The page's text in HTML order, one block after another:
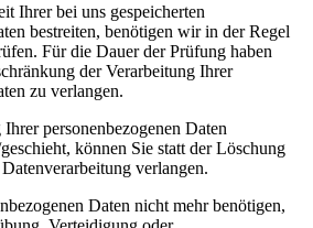
Ihrer bei uns gespeicherten
bestreiten, benötigen wir in der Regel
Für die Dauer der Prüfung haben
der Verarbeitung Ihrer
zu verlangen.
personenbezogenen Daten
können Sie statt der Löschung
verlangen.
Daten nicht mehr benötigen,